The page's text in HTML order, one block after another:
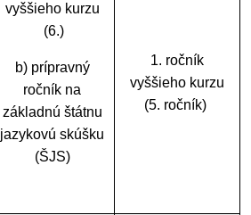
vyššieho kurzu
(6.)
b) prípravný
ročník na
základnú štátnu
jazykovú skúšku
(ŠJS)
1. ročník
vyššieho kurzu
(5. ročník)